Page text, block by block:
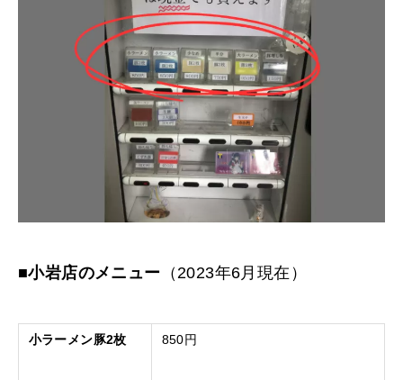
■小岩店のメニュー （2023年6月現在）
小ラーメン豚2枚 850円